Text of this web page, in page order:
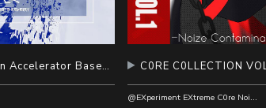
Future Collision Accelerator Base 1
@EXperiment EXtreme C0re Noise AlcoholicS